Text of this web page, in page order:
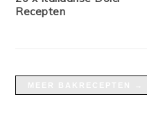
Recepten